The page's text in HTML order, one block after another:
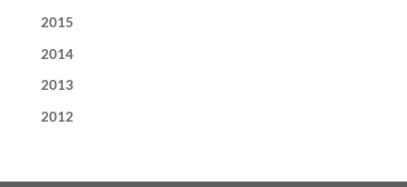
2015
2014
2013
2012